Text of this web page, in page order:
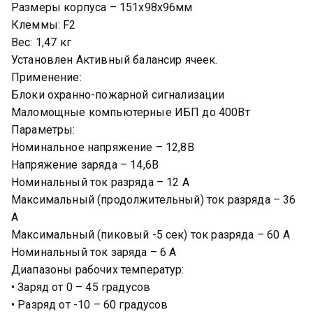
Размеры корпуса – 151х98х96мм
Клеммы: F2
Вес: 1,47 кг
Установлен Активный балансир ячеек.
Применение:
Блоки охранно-пожарной сигнализации
Маломощные компьютерные ИБП до 400Вт
Параметры:
Номинальное напряжение – 12,8В
Напряжение заряда – 14,6В
Номинальный ток разряда – 12 А
Максимальный (продолжительный) ток разряда – 36
А
Максимальный (пиковый -5 сек) ток разряда – 60 А
Номинальный ток заряда – 6 А
Диапазоны рабочих температур:
• Заряд от 0 – 45 градусов
• Разряд от -10 – 60 градусов